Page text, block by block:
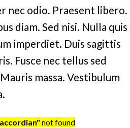
nec odio. Praesent libero.
diam. Sed nisi. Nulla quis
imperdiet. Duis sagittis
Fusce nec tellus sed
massa. Vestibulum
not found